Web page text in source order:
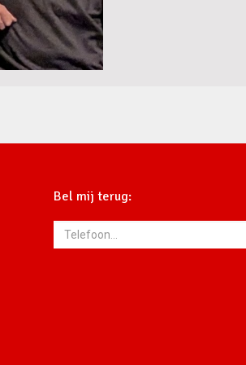
Bel mij terug: